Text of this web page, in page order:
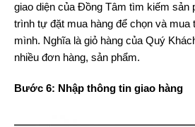
giao diện của Đồng Tâm tìm kiếm sản
trình tự đặt mua hàng để chọn và mua
mình. Nghĩa là giỏ hàng của Quý
nhiều đơn hàng, sản phẩm.
Bước 6: Nhập thông tin giao hàng